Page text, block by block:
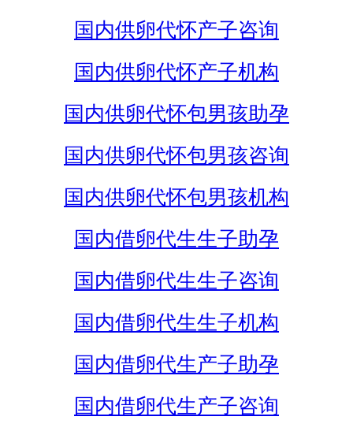
国内供卵代怀产子咨询
国内供卵代怀产子机构
国内供卵代怀包男孩助孕
国内供卵代怀包男孩咨询
国内供卵代怀包男孩机构
国内借卵代生生子助孕
国内借卵代生生子咨询
国内借卵代生生子机构
国内借卵代生产子助孕
国内借卵代生产子咨询